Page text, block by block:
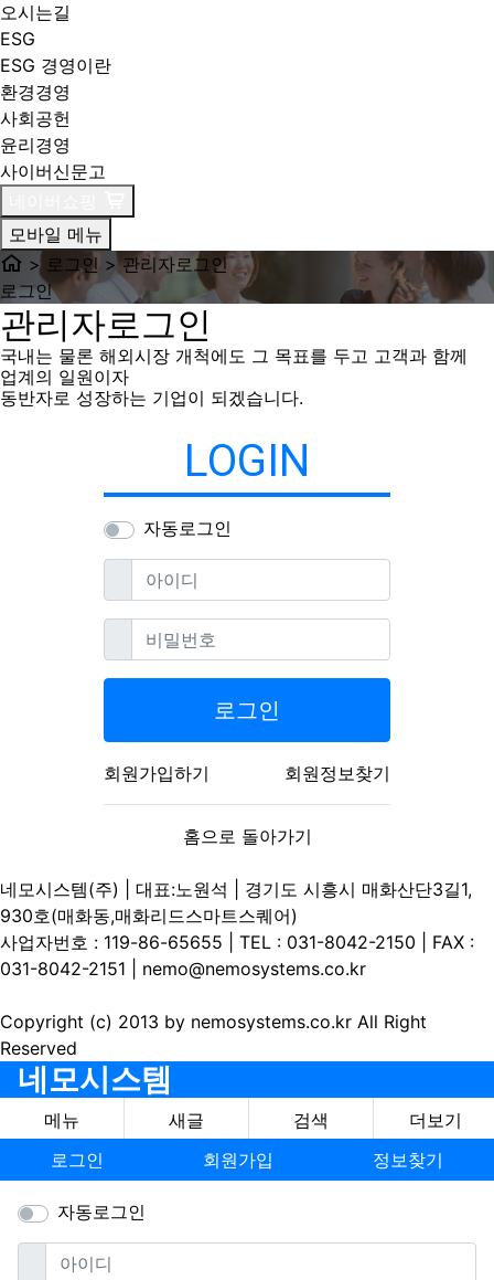
오시는길
ESG
ESG 경영이란
환경경영
사회공헌
윤리경영
사이버신문고
모바일 메뉴
> 로그인 > 관리자로그인
로그인
관리자로그인
국내는 물론 해외시장 개척에도 그 목표를 두고 고객과 함께
업계의 일원이자
동반자로 성장하는 기업이 되겠습니다.
LOGIN
자동로그인
아이디필수
비밀번호필수
로그인
회원가입하기 회원정보찾기
홈으로 돌아가기
네모시스템(주) | 대표:노원석 | 경기도 시흥시 매화산단3길1,
930호(매화동,매화리드스마트스퀘어)
사업자번호 : 119-86-65655 | TEL : 031-8042-2150 | FAX :
031-8042-2151 | nemo@nemosystems.co.kr
Copyright (c) 2013 by nemosystems.co.kr All Right
Reserved
네모시스템
메뉴 새글 검색
더보기
로그인
회원가입 정보찾기
자동로그인
아이디필수